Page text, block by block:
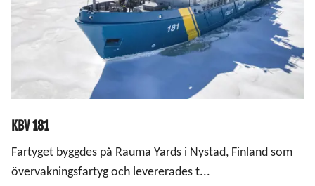
KBV 181
Fartyget byggdes på Rauma Yards i Nystad, Finland som
övervakningsfartyg och levererades t...